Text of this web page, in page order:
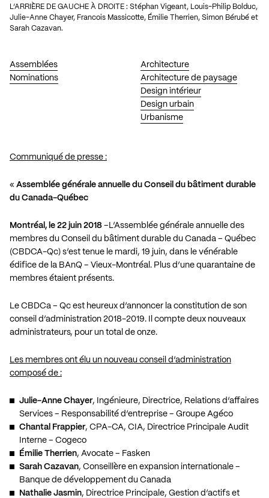
Assemblées
Nominations
Architecture
Architecture de paysage
Design intérieur
Design urbain
Urbanisme
L’ARRIÈRE DE GAUCHE À DROITE : Stéphan Vigeant, Louis-Philip Bolduc,
Julie-Anne Chayer, Francois Massicotte, Émilie Therrien, Simon Bérubé et
Sarah Cazavan.
Communiqué de presse :
« Assemblée générale annuelle du Conseil du bâtiment durable
du Canada-Québec
Montréal, le 22 juin 2018 –L’Assemblée générale annuelle des
membres du Conseil du bâtiment durable du Canada – Québec
(CBDCA-Qc) s’est tenue le mardi, 19 juin, dans le vénérable
édifice de la BAnQ – Vieux-Montréal. Plus d’une quarantaine de
membres étaient présents.
Le CBDCa – Qc est heureux d’annoncer la constitution de son
conseil d’administration 2018-2019. Il compte deux nouveaux
administrateurs, pour un total de onze.
Les membres ont élu un nouveau conseil d’administration
composé de :
Julie-Anne Chayer, Ingénieure, Directrice, Relations d’affaires
Services – Responsabilité d’entreprise – Groupe Agéco
Chantal Frappier, CPA-CA, CIA, Directrice Principale Audit
Interne – Cogeco
Émilie Therrien, Avocate – Fasken
Sarah Cazavan, Conseillère en expansion internationale –
Banque de développement du Canada
Nathalie Jasmin, Directrice Principale, Gestion d’actifs et